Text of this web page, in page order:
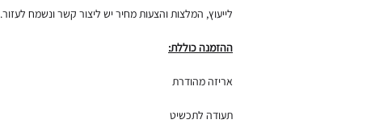
לייעוץ, המלצות והצעות מחיר יש ליצור קשר ונשמח לעזור.
ההזמנה כוללת:
אריזה מהודרת
תעודה לתכשיט